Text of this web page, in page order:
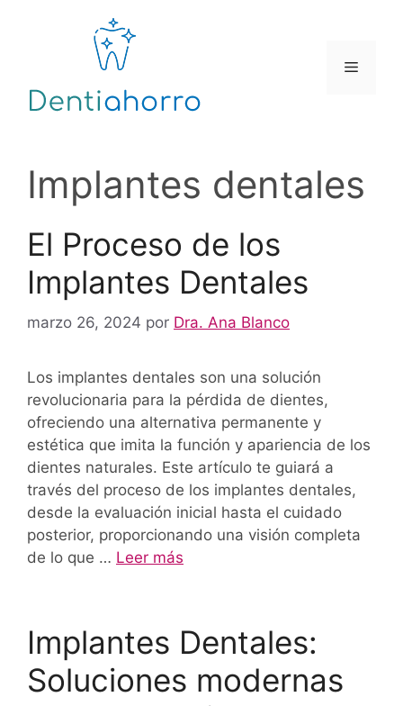
Menú
Implantes dentales
El Proceso de los
Implantes Dentales
marzo 26, 2024 por Dra. Ana Blanco
Los implantes dentales son una solución
revolucionaria para la pérdida de dientes,
ofreciendo una alternativa permanente y
estética que imita la función y apariencia de los
dientes naturales. Este artículo te guiará a
través del proceso de los implantes dentales,
desde la evaluación inicial hasta el cuidado
posterior, proporcionando una visión completa
de lo que … Leer más
Implantes Dentales:
Soluciones modernas